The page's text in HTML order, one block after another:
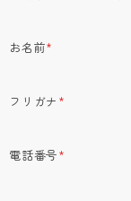
お名前*
フリガナ *
電話番号*